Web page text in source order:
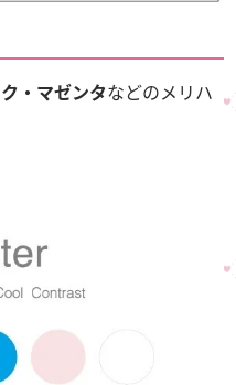
・マゼンタなどのメリハ